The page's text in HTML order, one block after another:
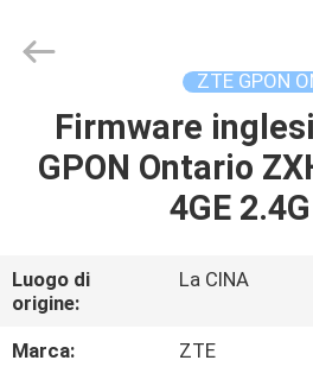
CASA
CIRCA
NOI
LIMITED.
ZTE GPON
Firmware
GPON Ontario
4GE
Luogo di
origine:
La CINA
Marca:
ZTE